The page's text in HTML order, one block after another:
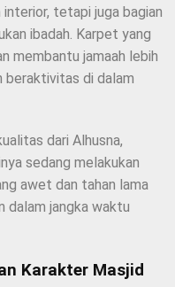
tetapi juga bagian
ibadah. Karpet yang
membantu jamaah lebih
beraktivitas di dalam
dari Alhusna,
sedang melakukan
awet dan tahan lama
dalam jangka waktu
Karakter Masjid